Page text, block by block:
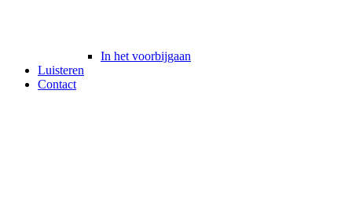
In het voorbijgaan
Luisteren
Contact